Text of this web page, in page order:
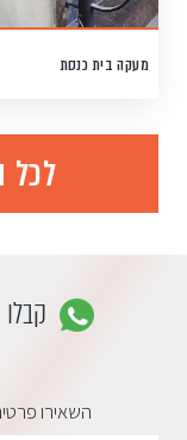
מעקה בית כנסת
לכל
השאירו